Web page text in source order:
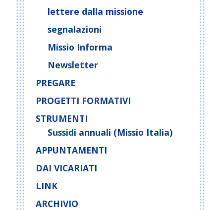
lettere dalla missione
segnalazioni
Missio Informa
Newsletter
PREGARE
PROGETTI FORMATIVI
STRUMENTI
Sussidi annuali (Missio Italia)
APPUNTAMENTI
DAI VICARIATI
LINK
ARCHIVIO